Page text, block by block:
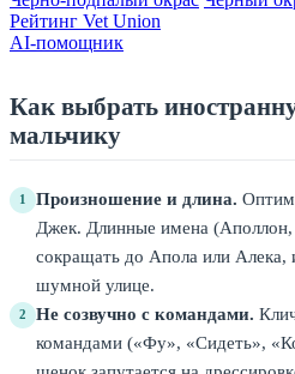
Рейтинг Vet Union
AI-помощник
Как выбрать
мальчику
1 Произношение и длина.
Джек. Длинные имена
сокращать до Апола или Алека,
шумной улице.
2 Не созвучно с командами.
командами («Фу», «Сидеть»,